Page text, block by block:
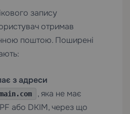
запису
отримав
поштою. Поширені
з адреси
, яка не має
або DKIM, через що